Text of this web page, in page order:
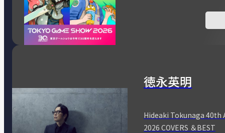
徳永英明
Hideaki Tokunaga 40th
2026 COVERS ＆BEST